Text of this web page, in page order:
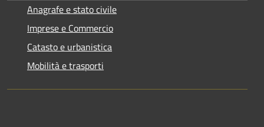
Anagrafe e stato civile
Imprese e Commercio
Catasto e urbanistica
Mobilità e trasporti